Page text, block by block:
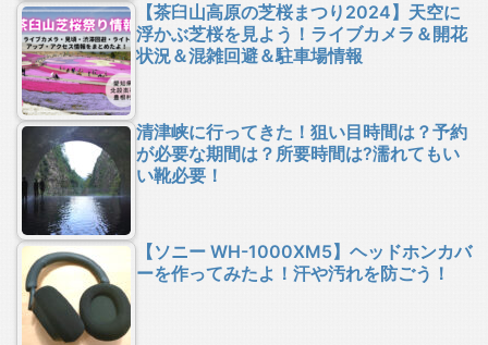
【茶臼山高原の芝桜まつり2024】天空に
浮かぶ芝桜を見よう！ライブカメラ＆開花
状況＆混雑回避＆駐車場情報
清津峡に行ってきた！狙い目時間は？予約
が必要な期間は？所要時間は?濡れてもい
い靴必要！
【ソニー WH-1000XM5】ヘッドホンカバ
ーを作ってみたよ！汗や汚れを防ごう！